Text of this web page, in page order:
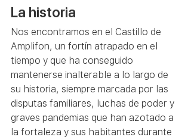
La historia
Nos encontramos en el Castillo de
Amplifon, un fortín atrapado en el
tiempo y que ha conseguido
mantenerse inalterable a lo largo de
su historia, siempre marcada por las
disputas familiares, luchas de poder y
graves pandemias que han azotado a
la fortaleza y sus habitantes durante